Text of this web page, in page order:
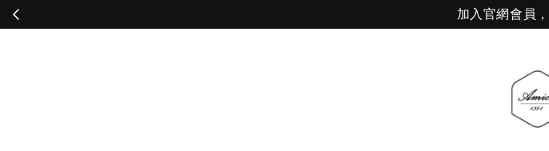
加入官網會員